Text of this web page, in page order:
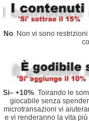
No. Non vi sono
Si– +10% . Toirando le
giocabile senza
microtransazioni vi
e vi renderanno la vita